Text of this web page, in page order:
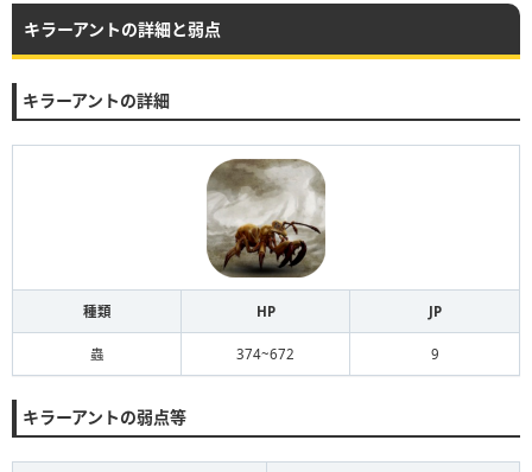
キラーアントの詳細と弱点
キラーアントの詳細
種類 HP JP
蟲 374~672 9
キラーアントの弱点等